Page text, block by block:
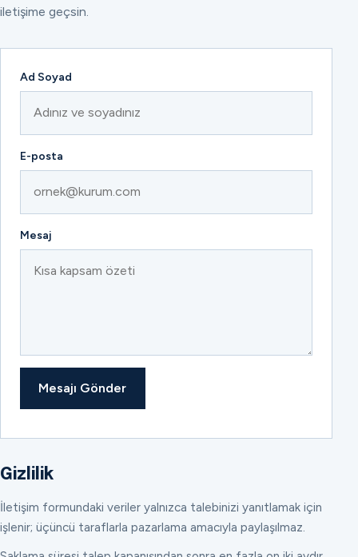
iletişime geçsin.
Ad Soyad
E-posta
Mesaj
Mesajı Gönder
Gizlilik
İletişim formundaki veriler yalnızca talebinizi yanıtlamak için
işlenir; üçüncü taraflarla pazarlama amacıyla paylaşılmaz.